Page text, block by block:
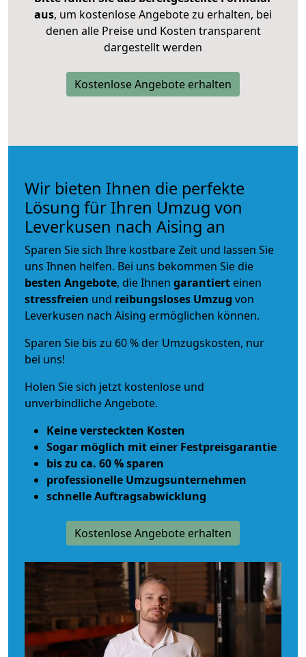
aus, um kostenlose Angebote zu erhalten, bei
denen alle Preise und Kosten transparent
dargestellt werden
Kostenlose Angebote erhalten
Wir bieten Ihnen die perfekte
Lösung für Ihren Umzug von
Leverkusen nach Aising an
Sparen Sie sich Ihre kostbare Zeit und lassen Sie
uns Ihnen helfen. Bei uns bekommen Sie die
besten Angebote, die Ihnen garantiert einen
stressfreien und reibungsloses Umzug von
Leverkusen nach Aising ermöglichen können.
Sparen Sie bis zu 60 % der Umzugskosten, nur
bei uns!
Holen Sie sich jetzt kostenlose und
unverbindliche Angebote.
Keine versteckten Kosten
Sogar möglich mit einer Festpreisgarantie
bis zu ca. 60 % sparen
professionelle Umzugsunternehmen
schnelle Auftragsabwicklung
Kostenlose Angebote erhalten